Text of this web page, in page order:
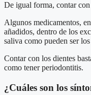
De igual forma, contar
Algunos medicamentos,
añadidos, dentro de los
saliva como pueden ser
Contar con los dientes
como tener periodontitis.
¿Cuáles son los